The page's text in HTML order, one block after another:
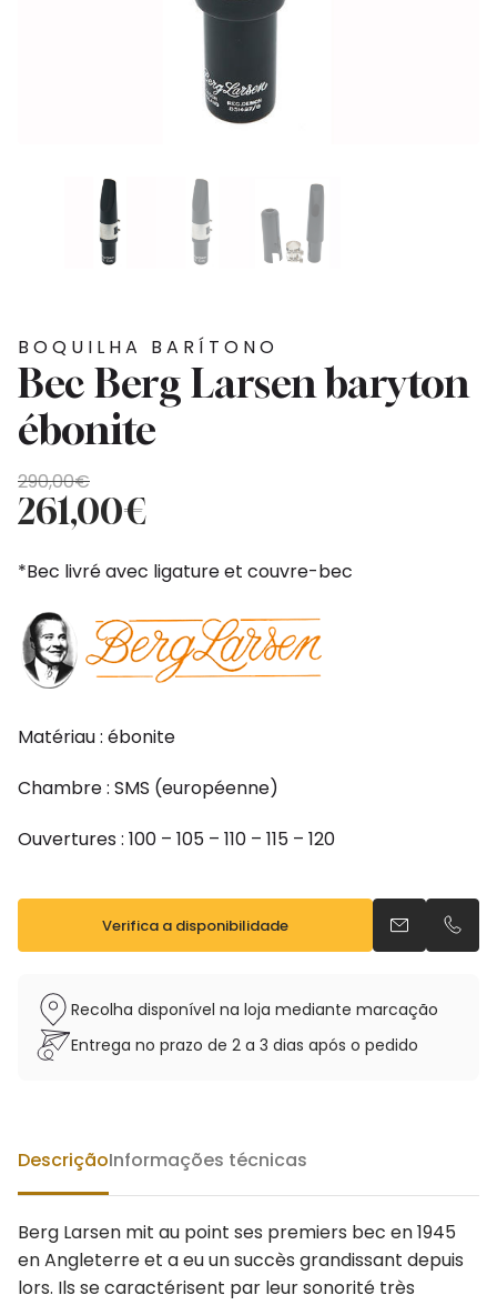
BOQUILHA BARÍTONO
Bec Berg Larsen baryton
ébonite
290,00€
O
preço
original
era:
261,00€
O
preço
atual
é:
*Bec livré avec ligature et couvre-bec
Matériau : ébonite
Chambre : SMS (européenne)
Ouvertures : 100 – 105 – 110 – 115 – 120
Verifica a disponibilidade Envia um e-
Recolha disponível na loja mediante marcação
Entrega no prazo de 2 a 3 dias após o pedido
DescriçãoInformações técnicas
Berg Larsen mit au point ses premiers bec en 1945
en Angleterre et a eu un succès grandissant depuis
lors. Ils se caractérisent par leur sonorité très